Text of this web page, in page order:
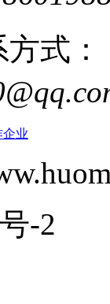
式：
企业
-2